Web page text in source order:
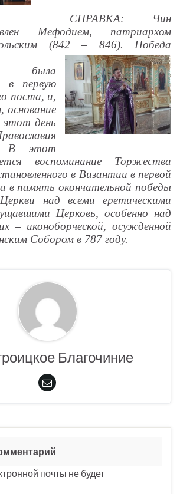
СПРАВКА: Чин
Мефодием, патриархом
(842 – 846). Победа
была
в первую
поста, и,
основание
этот день
В этот
воспоминание Торжества
в Византии в первой
в память окончательной победы
над всеми еретическими
Церковь, особенно над
– иконоборческой, осужденной
Собором в 787 году.
Благочиние
почты не будет